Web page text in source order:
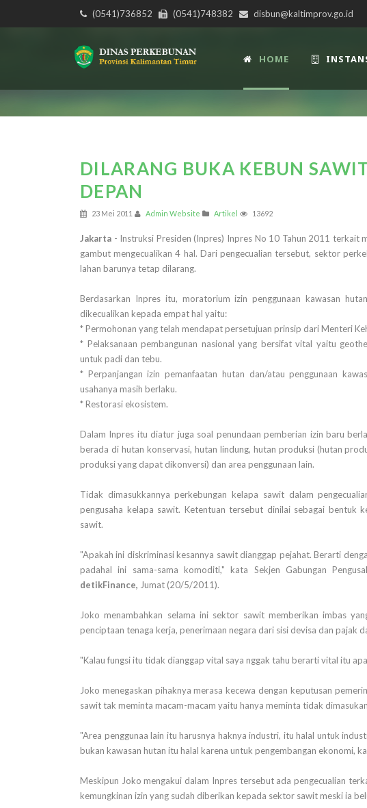
(0541)736852 (0541)748382 disbun@kaltimprov.go.id
HOME
DILARANG BUKA KEBUN
DEPAN
23 Mei 2011 Admin Website Artikel 13692
Jakarta - Instruksi Presiden (Inpres) Inpres No 10 Tahun 2011 terkait
gambut mengecualikan 4 hal. Dari pengecualian tersebut, sektor
lahan barunya tetap dilarang.
Berdasarkan Inpres itu, moratorium izin penggunaan kawasan
dikecualikan kepada empat hal yaitu:
* Permohonan yang telah mendapat persetujuan prinsip dari Menteri
* Pelaksanaan pembangunan nasional yang bersifat vital yaitu
untuk padi dan tebu.
* Perpanjangan izin pemanfaatan hutan dan/atau penggunaan
usahanya masih berlaku.
* Restorasi ekosistem.
Dalam Inpres itu diatur juga soal penundaan pemberian izin baru
berada di hutan konservasi, hutan lindung, hutan produksi (hutan
produksi yang dapat dikonversi) dan area penggunaan lain.
Tidak dimasukkannya perkebungan kelapa sawit dalam
pengusaha kelapa sawit. Ketentuan tersebut dinilai sebagai bentuk
sawit.
"Apakah ini diskriminasi kesannya sawit dianggap pejahat. Berarti
padahal ini sama-sama komoditi," kata Sekjen Gabungan
detikFinance, Jumat (20/5/2011).
Joko menambahkan selama ini sektor sawit memberikan imbas
penciptaan tenaga kerja, penerimaan negara dari sisi devisa dan pajak
"Kalau fungsi itu tidak dianggap vital saya nggak tahu berarti vital itu
Joko menegaskan pihaknya merasa kecewa dengan keputusan
sawit tak meminta macam-macam yaitu hanya meminta tidak
"Area penggunaa lain itu harusnya haknya industri, itu halal untuk
bukan kawasan hutan itu halal karena untuk pengembangan ekonomi,
Meskipun Joko mengakui dalam Inpres tersebut ada pengecualian
kemungkinan izin yang sudah diberikan kepada sektor sawit meski ia